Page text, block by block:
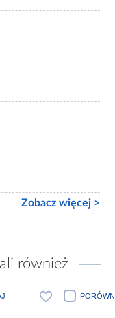
Zobacz więcej >
również